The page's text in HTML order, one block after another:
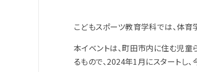
こどもスポーツ教育学科では、体育
本イベントは、町田市内に住む児
るもので、2024年1月にスタートし